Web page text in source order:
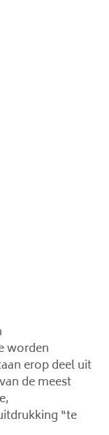
worden
​​erop deel uit
de meest
“te